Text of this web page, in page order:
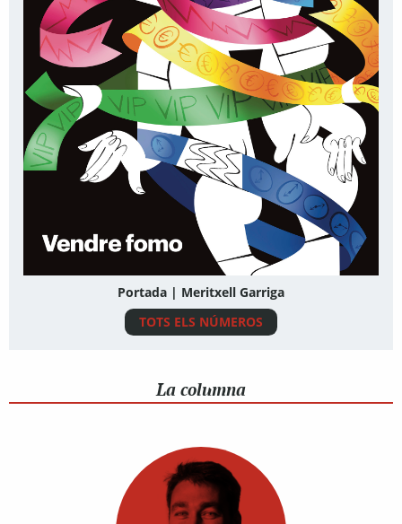
Portada | Meritxell Garriga
TOTS ELS NÚMEROS
La columna